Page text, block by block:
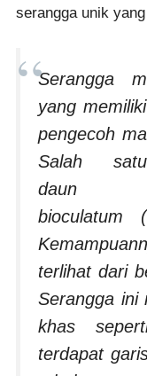
serangga unik
Serangga
yang
pengecoh
Salah
bioculatum (
terlihat dari
Serangga ini
khas
terdapat